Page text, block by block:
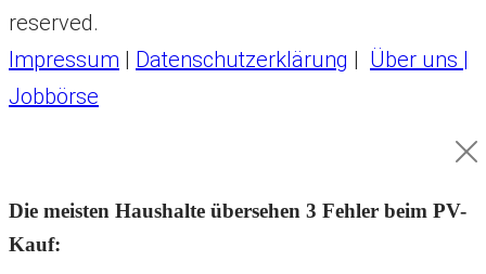
reserved.
Impressum | Datenschutzerklärung | Über uns |
Jobbörse
Die meisten Haushalte übersehen 3 Fehler beim PV-
Kauf: